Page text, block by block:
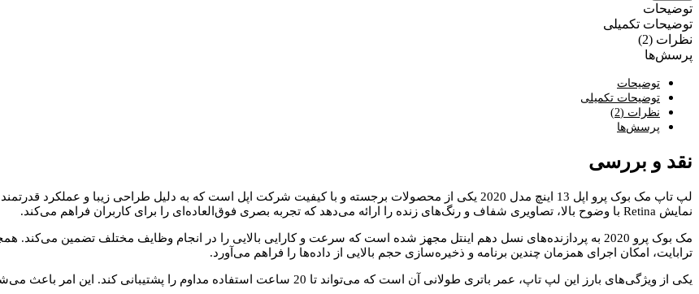
توضیحات
توضیحات تکمیلی
نظرات (2)
پرسش‌ها
توضیحات
توضیحات تکمیلی
نظرات (2)
پرسش‌ها
نقد و بررسی
لپ تاپ مک بوک پرو اپل 13 اینچ مدل 2020 یکی از محصولات برجسته و با کیفیت شرکت اپل است که به دلیل طراحی
نمایش Retina با وضوح بالا، تصاویری شفاف و رنگ‌های زنده را ارائه می‌دهد که تجربه بصری فوق‌العاده‌ای را برای کاربران فراهم می‌کند.
ترابایت، امکان اجرای همزمان چندین برنامه و ذخیره‌سازی حجم بالایی از داده‌ها را فراهم می‌آورد.
یکی از ویژگی‌های بارز این لپ تاپ، عمر باتری طولانی آن است که می‌تواند تا 20 ساعت استفاده مداوم را پشتیبانی کند. این امر باعث می‌شود که کاربران بتوانند بدون نگرانی از شارژ مجدد، به کارهای خود ادامه دهند.